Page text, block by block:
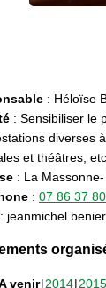
: Héloïse
: Sensibiliser le
diverses
et théâtres, etc
: La
: 07 86 37
:
venir 2014 2015